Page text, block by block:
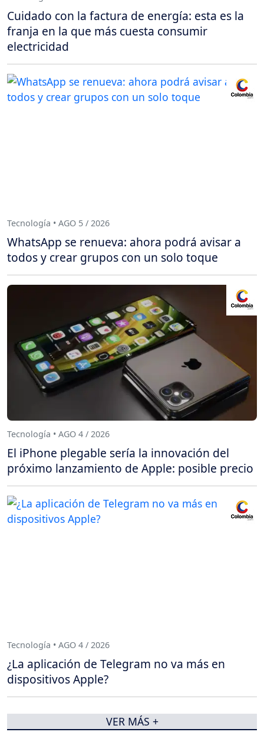
Cuidado con la factura de energía: esta es la
franja en la que más cuesta consumir
electricidad
Tecnología • AGO 5 / 2026
WhatsApp se renueva: ahora podrá avisar a
todos y crear grupos con un solo toque
Tecnología • AGO 4 / 2026
El iPhone plegable sería la innovación del
próximo lanzamiento de Apple: posible precio
Tecnología • AGO 4 / 2026
¿La aplicación de Telegram no va más en
dispositivos Apple?
VER MÁS +